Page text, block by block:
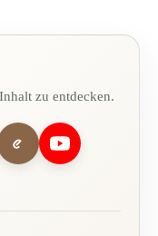
zu entdecken.